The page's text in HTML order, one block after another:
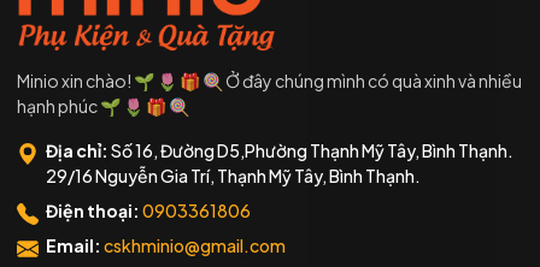
Minio xin chào! 🌱 🌷 🎁 🍭 Ở đây chúng mình có quà xinh và nhiều
hạnh phúc 🌱 🌷 🎁 🍭
Địa chỉ: Số 16, Đường D5,Phường Thạnh Mỹ Tây, Bình Thạnh.
29/16 Nguyễn Gia Trí, Thạnh Mỹ Tây, Bình Thạnh.
Điện thoại: 0903361806
Email: cskhminio@gmail.com